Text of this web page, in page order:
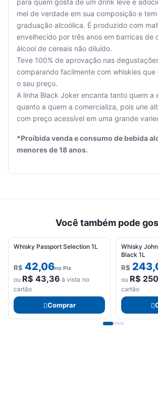
Seu
carrinho
está
vazio.
Adicione
produtos
para
começar.
para quem gosta de um drink leve e
mel de verdade em sua composição e
graduação alcoólica. É produzido com
envelhecido por três anos em barricas de
álcool de cereais não diluído.
Teve 100% de aprovação nas
comparando facilmente com whiskies que
o seu preço.
A linha Black Joker encanta tanto quem a
quanto a quem a comercializa, pois une
com preço acessível em uma grande
*Proibida venda e consumo de bebida
menores de 18 anos.
Você também pode
Whisky Passport Selection 1L
R$ 42,06no Pix
ou R$ 43,36 à vista no
cartão
Comprar
Whisky
Black 1L
R$
ou R$
cartão